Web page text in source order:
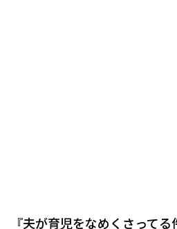
『夫が育児をなめくさって